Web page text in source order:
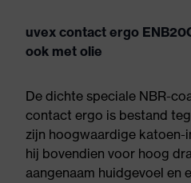
uvex contact ergo
ook met olie
De dichte speciale NBR-
contact ergo is bestand
zijn hoogwaardige
hij bovendien voor hoog
aangenaam huidgevoel en